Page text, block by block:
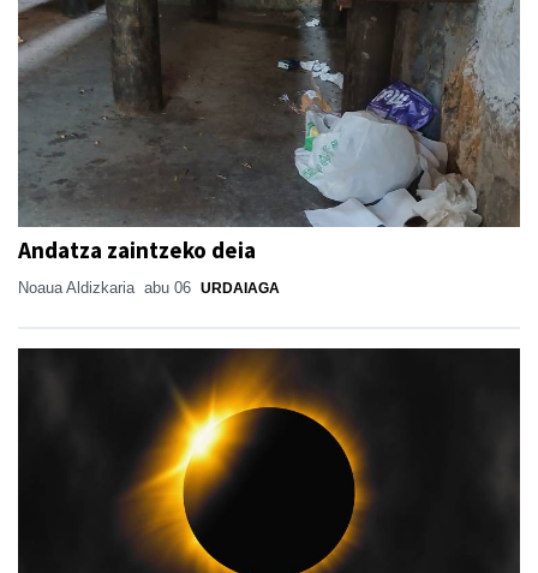
Andatza zaintzeko deia
Noaua Aldizkaria abu 06 URDAIAGA